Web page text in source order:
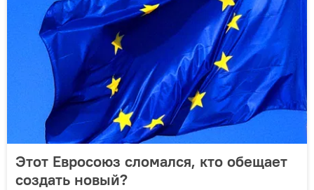
Этот Евросоюз сломался, кто обещает
создать новый?